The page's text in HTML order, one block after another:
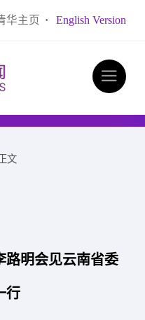
华主页 · English Version
文
路明会见云南省委
行